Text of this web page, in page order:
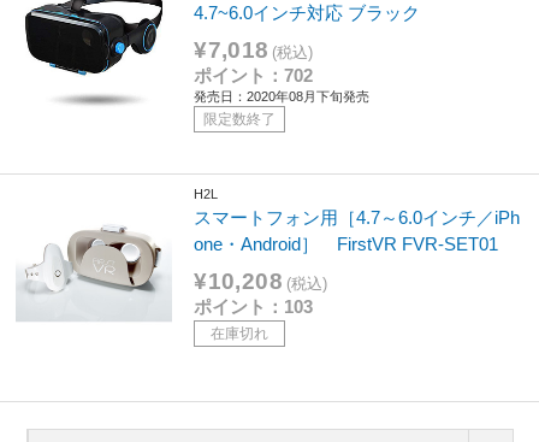
4.7~6.0インチ対応 ブラック
¥7,018 (税込)
ポイント：702
発売日：2020年08月下旬発売
限定数終了
H2L
スマートフォン用［4.7～6.0インチ／iPh
one・Android］ FirstVR FVR-SET01
¥10,208 (税込)
ポイント：103
在庫切れ